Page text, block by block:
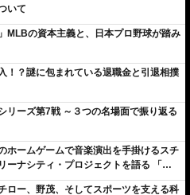
いて
MLBの資本主義と、日本プロ野球が踏み
！？謎に包まれている退職金と引退相撲
リーズ第7戦 ～３つの名場面で振り返る
ホームゲームで音楽演出を手掛けるスチ
ーナシティ・プロジェクトを語る 「楽
崎は、ずっと成長曲線だから」
ロー、野茂、そしてスポーツを支える科